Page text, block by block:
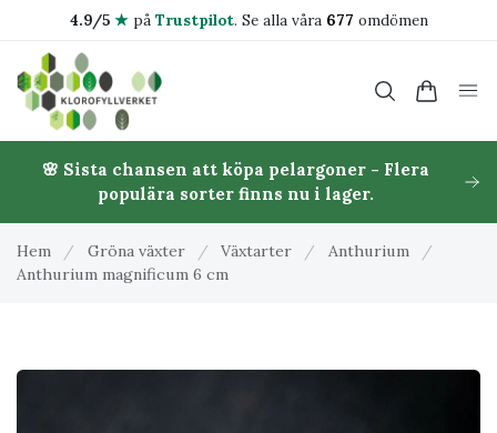
4.9/5 ★på Trustpilot. Se alla våra 677 omdömen
🌸 Sista chansen att köpa pelargoner - Flera
populära sorter finns nu i lager.
Hem / Gröna växter / Växtarter / Anthurium
/
Anthurium magnificum 6 cm